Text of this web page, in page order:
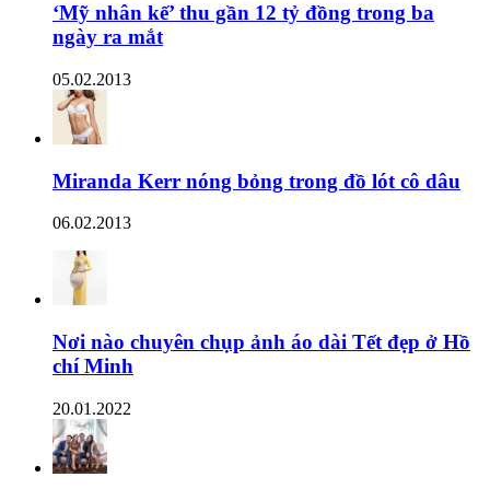
‘Mỹ nhân kế’ thu gần 12 tỷ đồng trong ba
ngày ra mắt
05.02.2013
Miranda Kerr nóng bỏng trong đồ lót cô dâu
06.02.2013
Nơi nào chuyên chụp ảnh áo dài Tết đẹp ở Hồ
chí Minh
20.01.2022